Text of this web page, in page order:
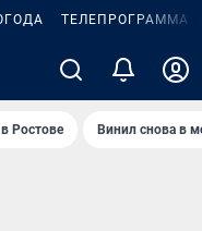
ТЕЛЕПРОГРАММА
Ростове Винил снова в